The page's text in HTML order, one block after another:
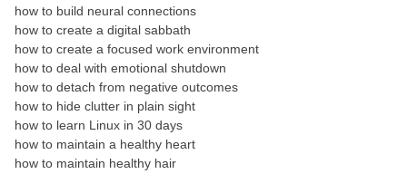
how to build neural connections
how to create a digital sabbath
how to create a focused work environment
how to deal with emotional shutdown
how to detach from negative outcomes
how to hide clutter in plain sight
how to learn Linux in 30 days
how to maintain a healthy heart
how to maintain healthy hair